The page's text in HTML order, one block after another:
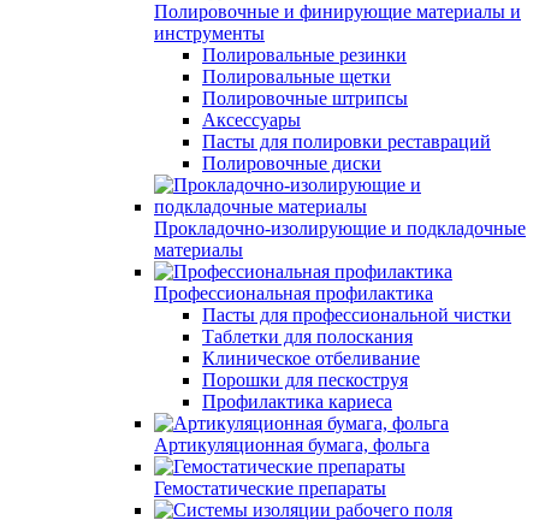
Полировочные и финирующие материалы и
инструменты
Полировальные резинки
Полировальные щетки
Полировочные штрипсы
Аксессуары
Пасты для полировки реставраций
Полировочные диски
Прокладочно-изолирующие и подкладочные
материалы
Профессиональная профилактика
Пасты для профессиональной чистки
Таблетки для полоскания
Клиническое отбеливание
Порошки для пескоструя
Профилактика кариеса
Артикуляционная бумага, фольга
Гемостатические препараты